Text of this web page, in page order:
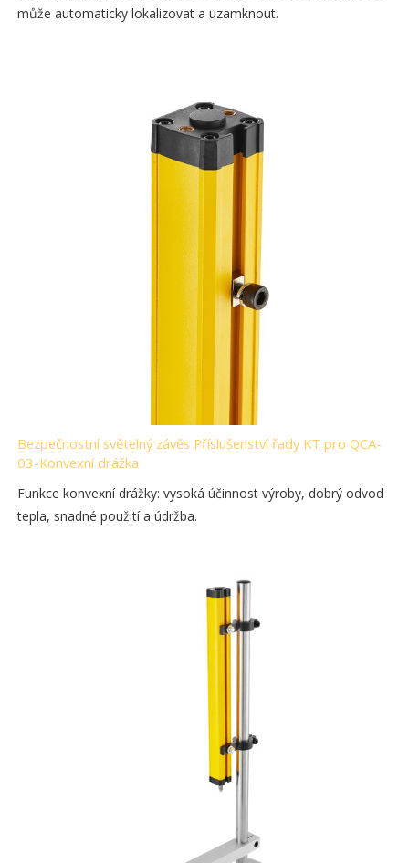
může automaticky lokalizovat a uzamknout.
Bezpečnostní světelný závěs Příslušenství řady KT pro QCA-
03-Konvexní drážka
Funkce konvexní drážky: vysoká účinnost výroby, dobrý odvod
tepla, snadné použití a údržba.